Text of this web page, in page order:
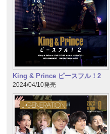
King & Prince ピースフル！2
2024/04/10発売